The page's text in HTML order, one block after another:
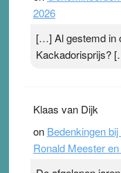
2026
[…] Al gestemd in
Kackadorisprijs?
Klaas van Dijk
on Bedenkingen
Ronald Meester